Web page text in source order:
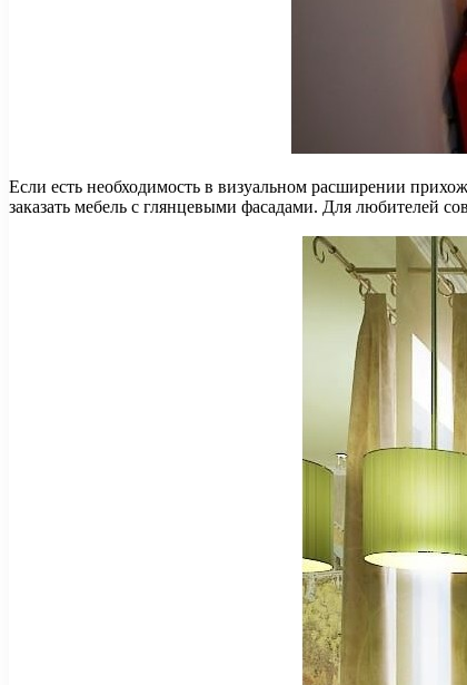
Если есть необходимость в визуальном расширении
заказать мебель с глянцевыми фасадами. Для любителей